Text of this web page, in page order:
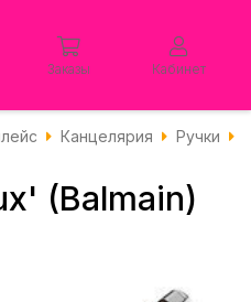
Заказы Кабинет
Канцелярия
Ручки
(Balmain)